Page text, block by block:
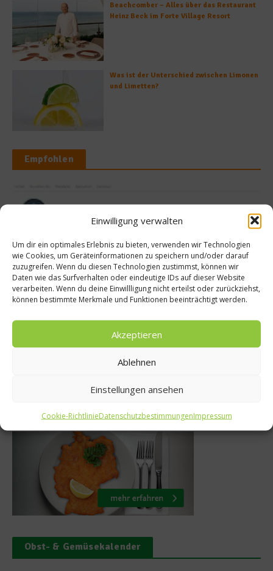
Einwilligung verwalten
Um dir ein optimales Erlebnis zu bieten, verwenden wir Technologien
wie Cookies, um Geräteinformationen zu speichern und/oder darauf
zuzugreifen. Wenn du diesen Technologien zustimmst, können wir
Daten wie das Surfverhalten oder eindeutige IDs auf dieser Website
verarbeiten. Wenn du deine Einwillligung nicht erteilst oder zurückziehst,
können bestimmte Merkmale und Funktionen beeinträchtigt werden.
Akzeptieren
Ablehnen
Einstellungen ansehen
Cookie-RichtlinieDatenschutzbestimmungenImpressum
Beachcomber – Alles über das Restaurant
Heinz Beck im Forte Village Resort
Was ist der Unterschied zwischen Limonen
und Limetten?
Empfohlen
2015
News
„Super Mother
München
28. Oktober
Obst- & Gemüsekalender